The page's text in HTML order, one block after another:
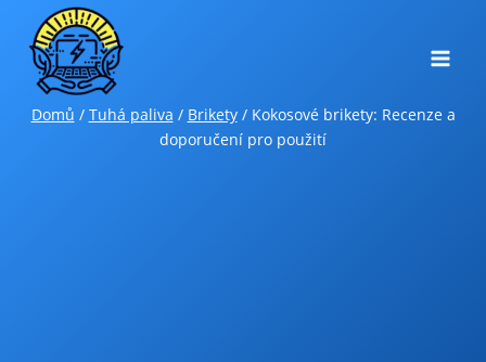
Přeskočit
obsah
Domů / Tuhá paliva / Brikety / Kokosové brikety: Recenze a
doporučení pro použití